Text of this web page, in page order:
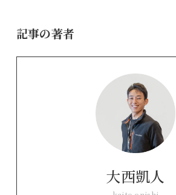
記事の著者
大西凱人